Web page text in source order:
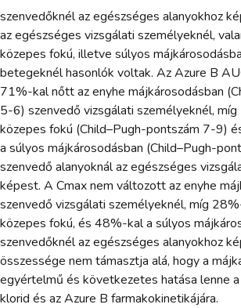
szenvedőknél az egészséges alanyokhoz
az egészséges vizsgálati személyeknél,
közepes fokú, illetve súlyos
betegeknél hasonlók voltak. Az Azure B
71%-kal nőtt az enyhe májkárosodásban
5-6) szenvedő vizsgálati személyeknél,
közepes fokú (Child–Pugh-pontszám 7-9)
a súlyos májkárosodásban (Child–Pugh-
szenvedő alanyoknál az egészséges
képest. A Cmax nem változott az enyhe
szenvedő vizsgálati személyeknél, míg
közepes fokú, és 48%-kal a súlyos
szenvedőknél az egészséges alanyokhoz
összessége nem támasztja alá, hogy a
egyértelmű és következetes hatása lenne
klorid és az Azure B farmakokinetikájára.